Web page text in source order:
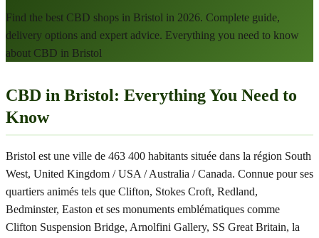
Find the best CBD shops in Bristol in 2026. Complete guide,
delivery options and expert advice. Everything you need to know
about CBD in Bristol
CBD in Bristol: Everything You Need to
Know
Bristol est une ville de 463 400 habitants située dans la région South
West, United Kingdom / USA / Australia / Canada. Connue pour ses
quartiers animés tels que Clifton, Stokes Croft, Redland,
Bedminster, Easton et ses monuments emblématiques comme
Clifton Suspension Bridge, Arnolfini Gallery, SS Great Britain, la